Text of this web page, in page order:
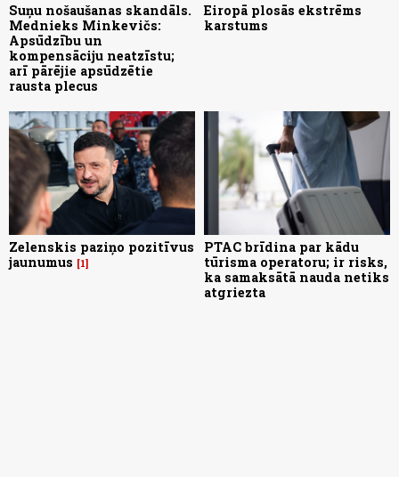
Suņu nošaušanas skandāls.
Mednieks Minkevičs:
Apsūdzību un
kompensāciju neatzīstu;
arī pārējie apsūdzētie
rausta plecus
Eiropā plosās ekstrēms
karstums
Zelenskis paziņo pozitīvus
jaunumus
1
PTAC brīdina par kādu
tūrisma operatoru; ir risks,
ka samaksātā nauda netiks
atgriezta